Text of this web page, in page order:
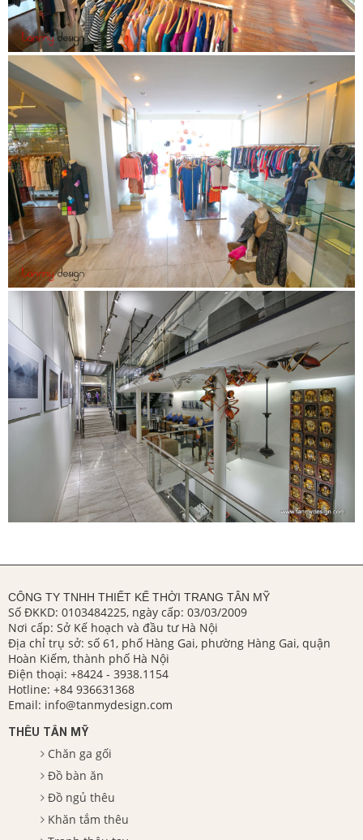
CÔNG TY TNHH THIẾT KẾ THỜI TRANG TÂN MỸ
Số ĐKKD: 0103484225, ngày cấp: 03/03/2009
Nơi cấp: Sở Kế hoạch và đầu tư Hà Nội
Địa chỉ trụ sở: số 61, phố Hàng Gai, phường Hàng Gai, quận
Hoàn Kiếm, thành phố Hà Nội
Điện thoại: +8424 - 3938.1154
Hotline: +84 936631368
Email: info@tanmydesign.com
THÊU TÂN MỸ
Chăn ga gối
Đồ bàn ăn
Đồ ngủ thêu
Khăn tắm thêu